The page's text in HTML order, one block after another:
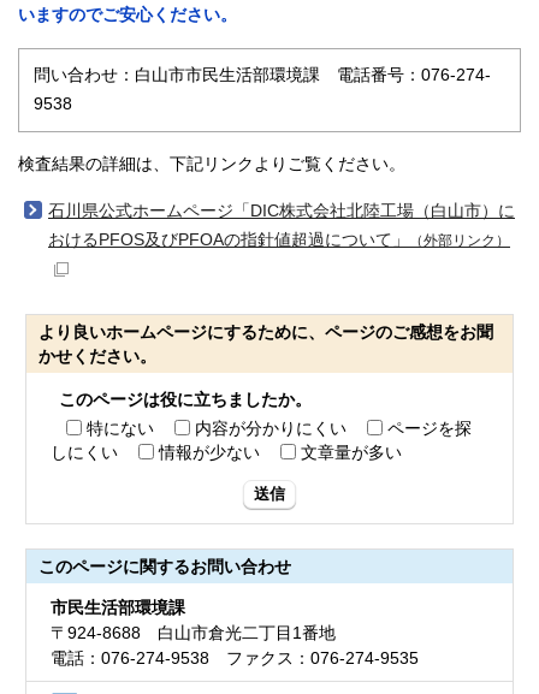
いますのでご安心ください。
問い合わせ：白山市市民生活部環境課 電話番号：076-274-
9538
検査結果の詳細は、下記リンクよりご覧ください。
石川県公式ホームページ「DIC株式会社北陸工場（白山市）に
おけるPFOS及びPFOAの指針値超過について」
（外部リンク）
より良いホームページにするために、ページのご感想をお聞
かせください。
このページは役に立ちましたか。
特にない
内容が分かりにくい
ページを探
しにくい
情報が少ない 文章量が多い
送信
このページに関するお問い合わせ
市民生活部環境課
〒924-8688 白山市倉光二丁目1番地
電話：076-274-9538 ファクス：076-274-9535